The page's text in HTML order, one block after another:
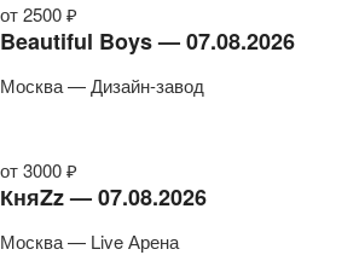
от 2500 ₽
Beautiful Boys — 07.08.2026
Москва — Дизайн-завод
от 3000 ₽
КняZz — 07.08.2026
Москва — Live Арена